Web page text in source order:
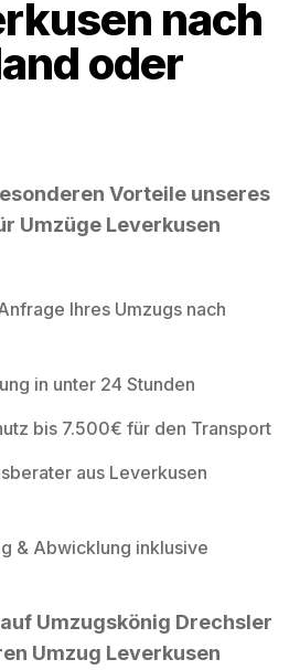
nach
oder
Vorteile unseres
Umzüge Leverkusen
Ihres Umzugs nach
in unter 24 Stunden
bis 7.500€ für den Transport
aus Leverkusen
& Abwicklung inklusive
Umzugskönig Drechsler
Umzug Leverkusen